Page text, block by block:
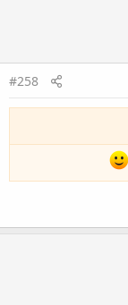
#258